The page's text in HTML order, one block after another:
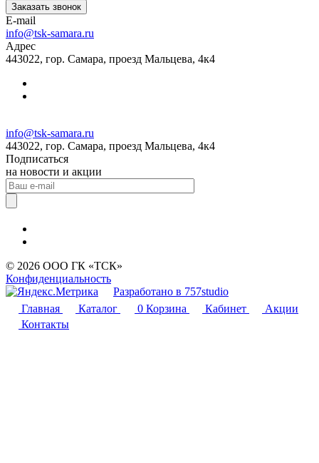
Заказать звонок
E-mail
info@tsk-samara.ru
Адрес
443022, гор. Самара, проезд Мальцева, 4к4
info@tsk-samara.ru
443022, гор. Самара, проезд Мальцева, 4к4
Подписаться
на новости и акции
© 2026 ООО ГК «ТСК»
Конфиденциальность
Разработано в 757studio
Главная
Каталог 0 Корзина Кабинет
Акции
Контакты